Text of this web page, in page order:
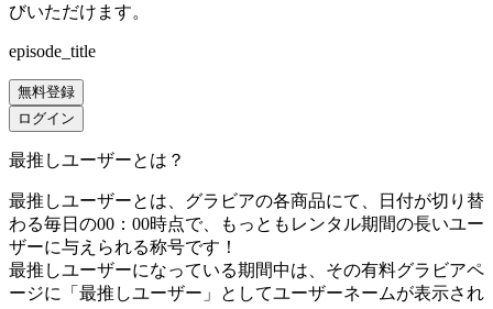
びいただけます。
episode_title
無料登録
ログイン
最推しユーザーとは？
最推しユーザーとは、グラビアの各商品にて、日付が切り替
わる毎日の00：00時点で、
もっともレンタル期間の長いユー
ザーに与えられる称号です！
最推しユーザーになっている期間中は、 その有料グラビアペ
ージに「最推しユーザー」としてユーザーネームが表示され